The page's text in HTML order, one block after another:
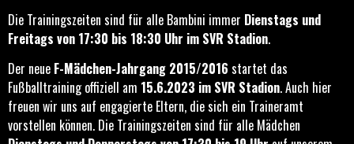
Die Trainingszeiten sind für alle Bambini immer Dienstags und
Freitags von 17:30 bis 18:30 Uhr im SVR Stadion.
Der neue F-Mädchen-Jahrgang 2015/2016 startet das
Fußballtraining offiziell am 15.6.2023 im SVR Stadion. Auch hier
freuen wir uns auf engagierte Eltern, die sich ein Traineramt
vorstellen können. Die Trainingszeiten sind für alle Mädchen